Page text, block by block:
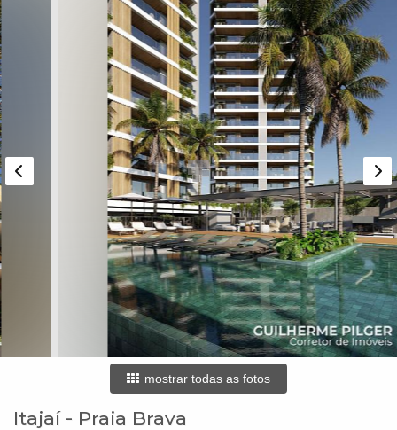
mostrar todas as fotos
Itajaí- Praia Brava